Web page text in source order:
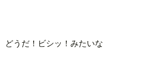
どうだ！ビシッ！みたいな